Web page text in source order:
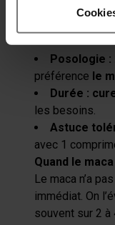
géographique
pour en
(empreintes
Pour en savoir
personnelles et
section «
votre
déclaration sur les
Les cookies nous
et les annonces,
COMMENT
MACA ?
Posologie :
préférence le
Durée :
les besoins.
Astuce
avec 1
Quand le maca
Le maca n’a
immédiat. On
souvent sur 2 à